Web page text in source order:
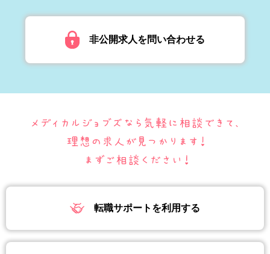
非公開求人を問い合わせる
転職サポートを利用する